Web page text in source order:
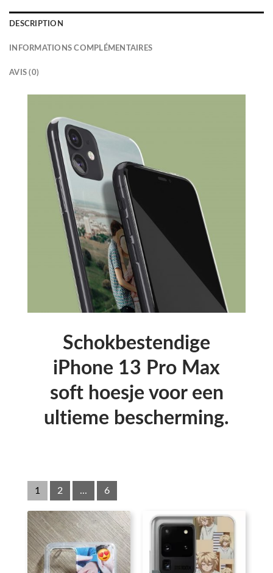
DESCRIPTION
INFORMATIONS COMPLÉMENTAIRES
AVIS (0)
Schokbestendige
iPhone 13 Pro Max
soft hoesje voor een
ultieme bescherming.
1 2 ... 6